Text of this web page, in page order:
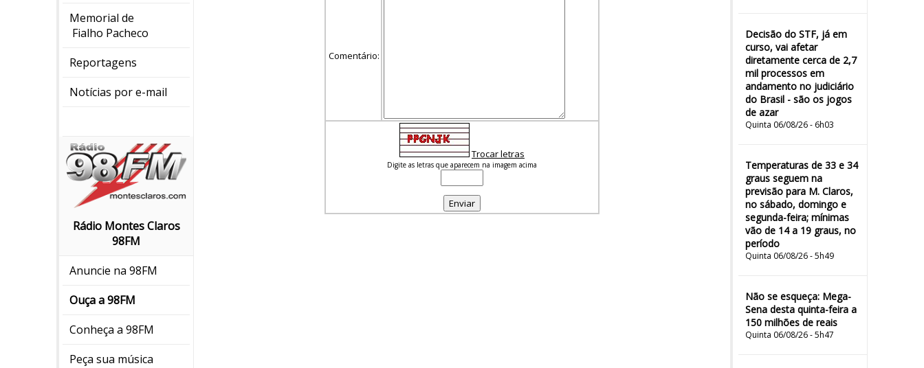
Memorial de
Fialho Pacheco
Reportagens
Notícias por e-mail
Rádio Montes Claros
98FM
Anuncie na 98FM
Ouça a 98FM
Conheça a 98FM
Peça sua música
Decisão do STF, já em
curso, vai afetar
diretamente cerca de 2,7
mil processos em
andamento no judiciário
do Brasil - são os jogos
de azar
Quinta 06/08/26 - 6h03
Temperaturas de 33 e 34
graus seguem na
previsão para M. Claros,
no sábado, domingo e
segunda-feira; mínimas
vão de 14 a 19 graus, no
período
Quinta 06/08/26 - 5h49
Não se esqueça: Mega-
Sena desta quinta-feira a
150 milhões de reais
Quinta 06/08/26 - 5h47
Comentário:
Trocar letras
Digite as letras que aparecem na imagem acima